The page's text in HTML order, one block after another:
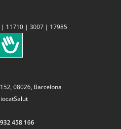
| 11710 | 3007 | 17985
08026, Barcelona
458 166